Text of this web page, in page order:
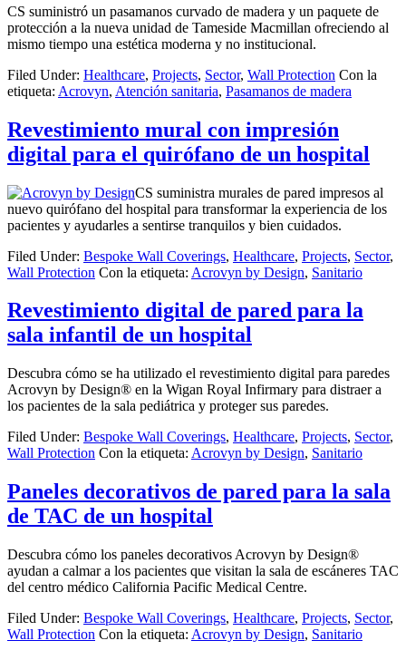
CS suministró un pasamanos curvado de madera y un paquete de
protección a la nueva unidad de Tameside Macmillan ofreciendo al
mismo tiempo una estética moderna y no institucional.
Filed Under: Healthcare, Projects, Sector, Wall Protection Con la
etiqueta: Acrovyn, Atención sanitaria, Pasamanos de madera
Revestimiento mural con impresión
digital para el quirófano de un hospital
CS suministra murales de pared impresos al
nuevo quirófano del hospital para transformar la experiencia de los
pacientes y ayudarles a sentirse tranquilos y bien cuidados.
Filed Under: Bespoke Wall Coverings, Healthcare, Projects, Sector,
Wall Protection Con la etiqueta: Acrovyn by Design, Sanitario
Revestimiento digital de pared para la
sala infantil de un hospital
Descubra cómo se ha utilizado el revestimiento digital para paredes
Acrovyn by Design® en la Wigan Royal Infirmary para distraer a
los pacientes de la sala pediátrica y proteger sus paredes.
Filed Under: Bespoke Wall Coverings, Healthcare, Projects, Sector,
Wall Protection Con la etiqueta: Acrovyn by Design, Sanitario
Paneles decorativos de pared para la sala
de TAC de un hospital
Descubra cómo los paneles decorativos Acrovyn by Design®
ayudan a calmar a los pacientes que visitan la sala de escáneres TAC
del centro médico California Pacific Medical Centre.
Filed Under: Bespoke Wall Coverings, Healthcare, Projects, Sector,
Wall Protection Con la etiqueta: Acrovyn by Design, Sanitario